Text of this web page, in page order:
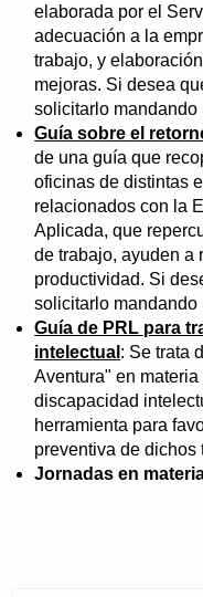
elaborada por el
adecuación a la
trabajo, y
mejoras. Si desea
solicitarlo
Guía sobre el
de una guía que
oficinas de distintas
relacionados con la
Aplicada, que
de trabajo, ayuden a
productividad. Si
solicitarlo
Guía de PRL para
intelectual : Se trata
Aventura" en
discapacidad
herramienta para
preventiva de dichos
Jornadas en